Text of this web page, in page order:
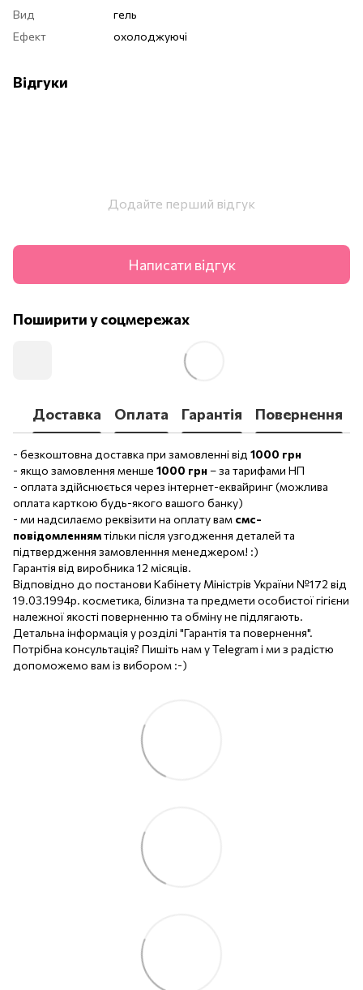
Вид
гель
Ефект
охолоджуючі
Відгуки
Додайте перший відгук
Написати відгук
Поширити у соцмережах
Доставка Оплата Гарантія Повернення
- безкоштовна доставка при замовленні від 1000 грн
- якщо замовлення менше 1000 грн– за тарифами НП
- оплата здійснюється через інтернет-еквайринг (можлива
оплата карткою будь-якого вашого банку)
- ми надсилаємо реквізити на оплату вам смс-
повідомленнямтільки після узгодження деталей та
підтвердження замовленння менеджером! :)
Гарантія від виробника 12 місяців.
Відповідно до постанови Кабінету Міністрів України №172 від
19.03.1994р. косметика, білизна та предмети особистої гігієни
належної якості поверненню та обміну не підлягають.
Детальна інформація у розділі "Гарантія та повернення".
Потрібна консультація? Пишіть нам у Telegram і ми з радістю
допоможемо вам із вибором :-)